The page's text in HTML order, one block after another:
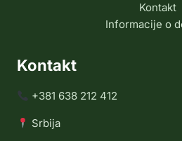
Kontakt
Informacije o
Kontakt
+381 638 212 412
Srbija